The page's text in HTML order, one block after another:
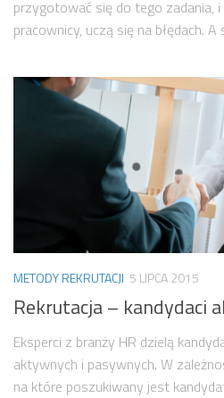
przygotować się do tego zadania,
pracownicy, uczą się na błędach. A
METODY REKRUTACJI 5 LIPCA 2015
Rekrutacja – kandydaci
Eksperci z branży HR dzielą
aktywnych i pasywnych. W
na które poszukiwany jest